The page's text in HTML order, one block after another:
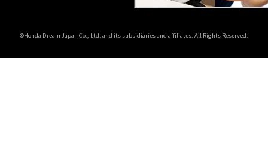
©Honda Dream Japan Co., Ltd. and its subsidiaries and affiliates. All Rights Reserved.